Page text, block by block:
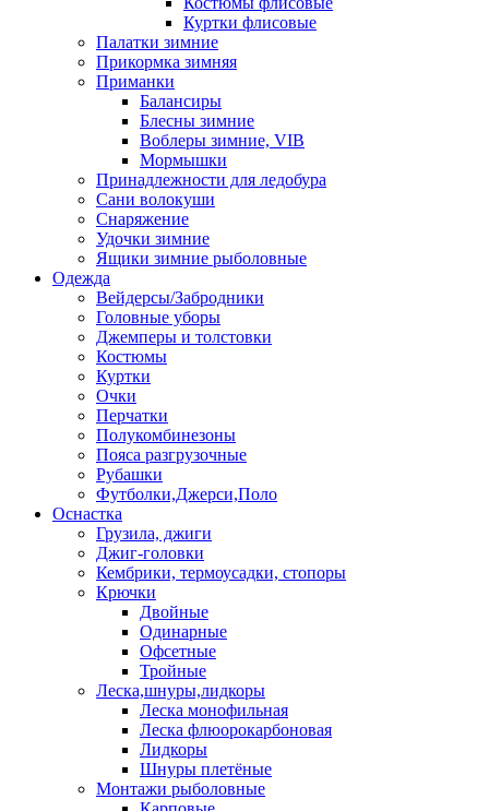
Куртки флисовые
Палатки зимние
Прикормка зимняя
Приманки
Балансиры
Блесны зимние
Воблеры зимние, VIB
Мормышки
Принадлежности для ледобура
Сани волокуши
Снаряжение
Удочки зимние
Ящики зимние рыболовные
Одежда
Вейдерсы/Забродники
Головные уборы
Джемперы и толстовки
Костюмы
Куртки
Очки
Перчатки
Полукомбинезоны
Пояса разгрузочные
Рубашки
Футболки,Джерси,Поло
Оснастка
Грузила, джиги
Джиг-головки
Кембрики, термоусадки, стопоры
Крючки
Двойные
Одинарные
Офсетные
Тройные
Леска,шнуры,лидкоры
Леска монофильная
Леска флюорокарбоновая
Лидкоры
Шнуры плетёные
Монтажи рыболовные